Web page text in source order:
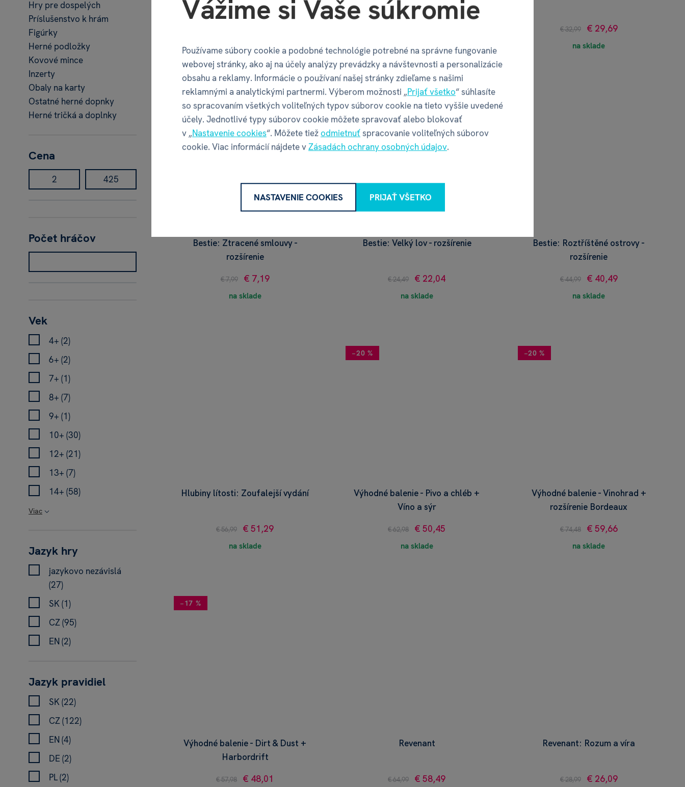
Hry pre dospelých
Príslušenstvo k hrám
Figúrky
Herné podložky
Kovové mince
Inzerty
Obaly na karty
Ostatné herné dopnky
Herné tričká a doplnky
Cena
Počet hráčov
Vek
4+ (2)
6+ (2)
7+ (1)
8+ (7)
9+ (1)
10+ (30)
12+ (21)
13+ (7)
14+ (58)
Viac
Jazyk hry
jazykovo nezávislá
(27)
SK (1)
CZ (95)
EN (2)
Jazyk pravidiel
SK (22)
CZ (122)
EN (4)
DE (2)
PL (2)
na sklade na sklade
€ 32,99 € 29,69
na sklade
Bestie: Ztracené smlouvy -
rozšírenie
€ 7,99 € 7,19
na sklade
Bestie: Velký lov - rozšírenie
€ 24,49 € 22,04
na sklade
Bestie: Roztříštěné ostrovy -
rozšírenie
€ 44,99 € 40,49
na sklade
Hlubiny lítosti: Zoufalejší vydání
€ 56,99 € 51,29
na sklade
−20 %
Výhodné balenie - Pivo a chléb +
Víno a sýr
€ 62,98 € 50,45
na sklade
−20 %
Výhodné balenie - Vinohrad +
rozšírenie Bordeaux
€ 74,48 € 59,66
na sklade
−17 %
Výhodné balenie - Dirt & Dust +
Harbordrift
€ 57,98 € 48,01
Revenant
€ 64,99 € 58,49
Revenant: Rozum a víra
€ 28,99 € 26,09
Vážime si Vaše súkromie
Používame súbory cookie a podobné technológie potrebné na správne fungovanie
webovej stránky, ako aj na účely analýzy prevádzky a návštevnosti a personalizácie
obsahu a reklamy. Informácie o používaní našej stránky zdieľame s našimi
reklamnými a analytickými partnermi. Výberom možnosti „Prijať všetko“ súhlasíte
so spracovaním všetkých voliteľných typov súborov cookie na tieto vyššie uvedené
účely. Jednotlivé typy súborov cookie môžete spravovať alebo blokovať
v „Nastavenie cookies“. Môžete tiežodmietnuťspracovanie voliteľných súborov
cookie. Viac informácií nájdete vZásadách ochrany osobných údajov.
NASTAVENIE COOKIES PRIJAŤ VŠETKO